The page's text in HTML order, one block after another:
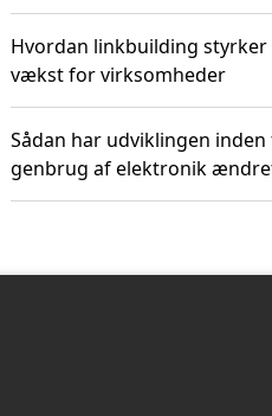
Hvordan linkbuilding styrker
vækst for virksomheder
Sådan har udviklingen
genbrug af elektronik